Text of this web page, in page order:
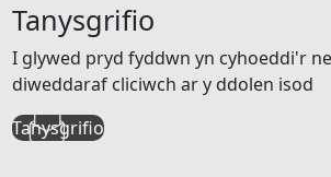
Tanysgrifio
I glywed pryd fyddwn yn cyhoeddi'r
diweddaraf cliciwch ar y ddolen isod
Tanysgrifio